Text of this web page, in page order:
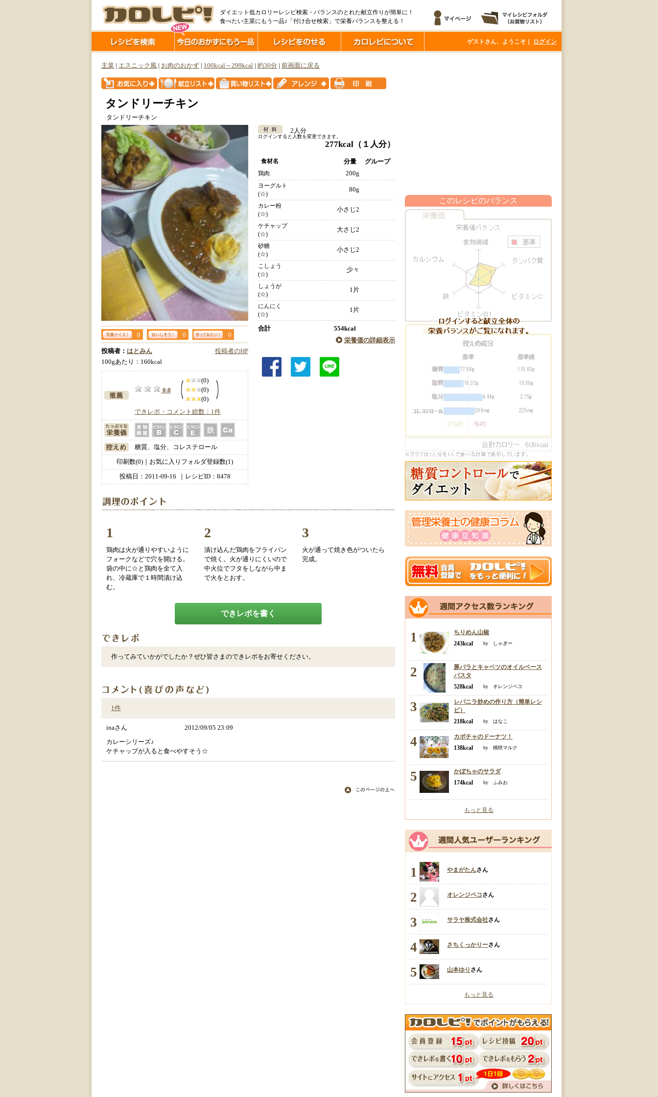
ダイエット低カロリーレシピ検索・バランスのとれた献立作りが簡単に！
食べたい主菜にもう一品♪「付け合せ検索」で栄養バランスを整える！
ゲストさん、ようこそ｜ ログイン
主菜 エスニック風 お肉のおかず 100kcal～299kcal 約30分 前画面に戻る
タンドリーチキン
タンドリーチキン
0 0 0
投稿者のHP
投稿者： はとみん
100gあたり：160kcal
0.0
(0)
(0)
(0)
できレポ・コメント総数：1件
糖質、塩分、コレステロール
印刷数(0)｜お気に入りフォルダ登録数(1)
投稿日： 2011-09-16 ｜レシピID：8478
2人分
ログインすると人数を変更できます。
277kcal （１人分）
食材名 分量 グループ
鶏肉 200g
ヨーグルト
(☆)
80g
カレー粉
(☆)
小さじ2
ケチャップ
(☆)
大さじ2
砂糖
(☆)
小さじ2
こしょう
(☆)
少々
しょうが
(☆)
1片
にんにく
(☆)
1片
合計
554kcal
栄養価の詳細表示
1
鶏肉は火が通りやすいように
フォークなどで穴を開ける。
袋の中に☆と鶏肉を全て入
れ、冷蔵庫で１時間漬け込
む。
2
漬け込んだ鶏肉をフライパン
で焼く。火が通りにくいので
中火位でフタをしながら中ま
で火をとおす。
3
火が通って焼き色がついたら
完成。
できレポを書く
作ってみていかがでしたか？ぜひ皆さまのできレポをお寄せください。
1件
inaさん 2012/09/05 23:09
カレーシリーズ♪
ケチャップが入ると食べやすそう☆
このレシピのバランス
1
ちりめん山椒
243kcal
by しゃぎー
2
豚バラとキャベツのオイルベース
パスタ
528kcal
by オレンジペコ
3
レバニラ炒めの作り方（簡単レシ
ピ）
218kcal
by はなこ
4
カボチャのドーナツ！
138kcal
by 桃咲マルク
5
かぼちゃのサラダ
174kcal
by ふみお
もっと見る
1 やまがたんさん
2 オレンジペコさん
3 サラヤ株式会社さん
4 さちくっかりーさん
5 山本ゆり さん
もっと見る